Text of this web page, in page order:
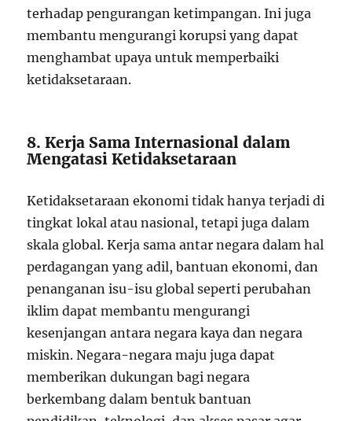
terhadap pengurangan ketimpangan. Ini juga
membantu mengurangi korupsi yang dapat
menghambat upaya untuk memperbaiki
ketidaksetaraan.
8. Kerja Sama Internasional dalam
Mengatasi Ketidaksetaraan
Ketidaksetaraan ekonomi tidak hanya terjadi di
tingkat lokal atau nasional, tetapi juga dalam
skala global. Kerja sama antar negara dalam hal
perdagangan yang adil, bantuan ekonomi, dan
penanganan isu-isu global seperti perubahan
iklim dapat membantu mengurangi
kesenjangan antara negara kaya dan negara
miskin. Negara-negara maju juga dapat
memberikan dukungan bagi negara
berkembang dalam bentuk bantuan